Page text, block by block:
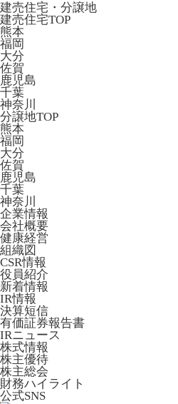
建売住宅・分譲地
建売住宅TOP
熊本
福岡
大分
佐賀
鹿児島
千葉
神奈川
分譲地TOP
熊本
福岡
大分
佐賀
鹿児島
千葉
神奈川
企業情報
会社概要
健康経営
組織図
CSR情報
役員紹介
新着情報
IR情報
決算短信
有価証券報告書
IRニュース
株式情報
株主優待
株主総会
財務ハイライト
公式SNS